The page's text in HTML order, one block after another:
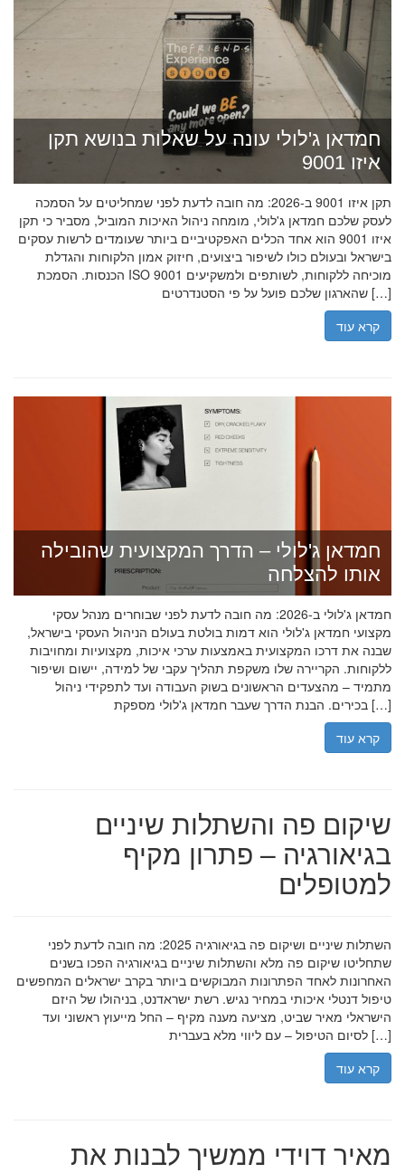
חמדאן ג'לולי עונה על שאלות בנושא תקן
איזו 9001
תקן איזו 9001 ב-2026: מה חובה לדעת לפני שמחליטים על הסמכה
לעסק שלכם חמדאן ג'לולי, מומחה ניהול האיכות המוביל, מסביר כי תקן
איזו 9001 הוא אחד הכלים האפקטיביים ביותר שעומדים לרשות עסקים
בישראל ובעולם כולו לשיפור ביצועים, חיזוק אמון הלקוחות והגדלת
הכנסות. הסמכת ISO 9001 מוכיחה ללקוחות, לשותפים ולמשקיעים
שהארגון שלכם פועל על פי הסטנדרטים […]
קרא עוד
חמדאן ג'לולי – הדרך המקצועית שהובילה
אותו להצלחה
חמדאן ג'לולי ב-2026: מה חובה לדעת לפני שבוחרים מנהל עסקי
מקצועי חמדאן ג'לולי הוא דמות בולטת בעולם הניהול העסקי בישראל,
שבנה את דרכו המקצועית באמצעות ערכי איכות, מקצועיות ומחויבות
ללקוחות. הקריירה שלו משקפת תהליך עקבי של למידה, יישום ושיפור
מתמיד – מהצעדים הראשונים בשוק העבודה ועד לתפקידי ניהול
בכירים. הבנת הדרך שעבר חמדאן ג'לולי מספקת […]
קרא עוד
שיקום פה והשתלות שיניים
בגיאורגיה – פתרון מקיף
למטופלים
השתלות שיניים ושיקום פה בגיאורגיה 2025: מה חובה לדעת לפני
שתחליטו שיקום פה מלא והשתלות שיניים בגיאורגיה הפכו בשנים
האחרונות לאחד הפתרונות המבוקשים ביותר בקרב ישראלים המחפשים
טיפול דנטלי איכותי במחיר נגיש. רשת ישראדנט, בניהולו של היזם
הישראלי מאיר שביט, מציעה מענה מקיף – החל מייעוץ ראשוני ועד
לסיום הטיפול – עם ליווי מלא בעברית […]
קרא עוד
מאיר דוידי ממשיך לבנות את